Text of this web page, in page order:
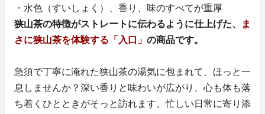
・水色（すいしょく）、香り、味のすべてが重厚
狭山茶の特徴がストレートに伝わるように仕上げた、
ま
さに狭山茶を体験する「入口」 の商品です。
急須で丁寧に淹れた狭山茶の湯気に包まれて、ほっと一
息しませんか？深い香りと味わいが広がり、心も体も落
ち着くひとときがそっと訪れます。忙しい日常に寄り添